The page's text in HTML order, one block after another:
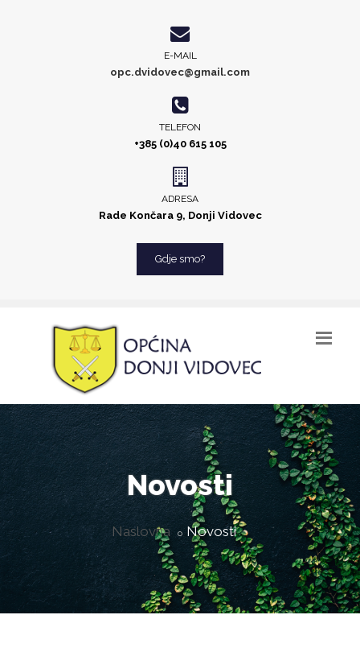
E-MAIL
opc.dvidovec@gmail.com
TELEFON
+385 (0)40 615 105
ADRESA
Rade Končara 9, Donji Vidovec
Gdje smo?
Novosti
Naslovna Novosti